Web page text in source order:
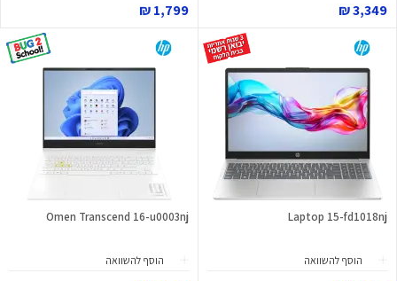
3,349 ₪
1,799 ₪
Laptop 15-fd1018nj
הוסף להשוואה
Omen Transcend 16-u0003nj
הוסף להשוואה